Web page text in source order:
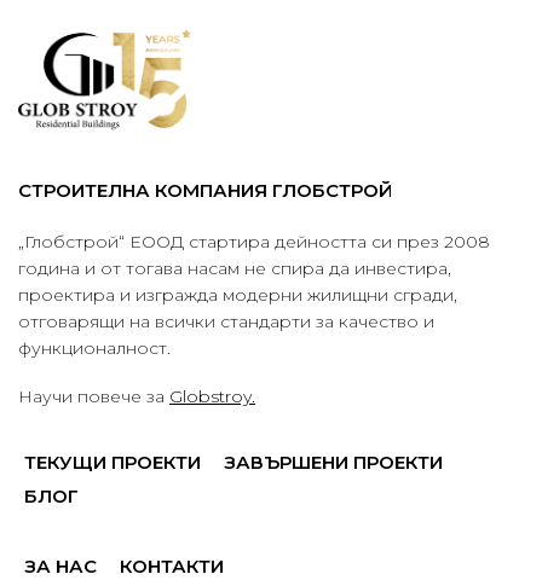
СТРОИТЕЛНА КОМПАНИЯ ГЛОБСТРОЙ
„Глобстрой“ ЕООД стартира дейността си през 2008
година и от тогава насам не спира да инвестира,
проектира и изгражда модерни жилищни сгради,
отговарящи на всички стандарти за качество и
функционалност.
Научи повече за Globstroy.
ТЕКУЩИ ПРОЕКТИ
ЗАВЪРШЕНИ ПРОЕКТИ
БЛОГ
ЗА НАС КОНТАКТИ